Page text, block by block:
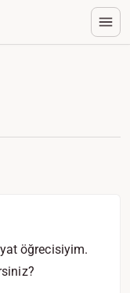
öğrecisiyim.